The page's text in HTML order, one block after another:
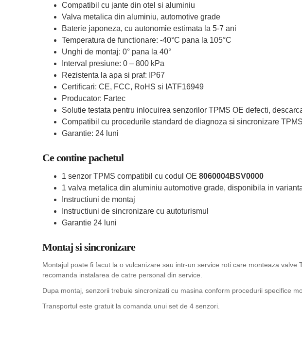
Compatibil cu jante din otel si aluminiu
Valva metalica din aluminiu, automotive grade
Baterie japoneza, cu autonomie estimata la 5-7 ani
Temperatura de functionare: -40°C pana la 105°C
Unghi de montaj: 0° pana la 40°
Interval presiune: 0 – 800 kPa
Rezistenta la apa si praf: IP67
Certificari: CE, FCC, RoHS si IATF16949
Producator: Fartec
Solutie testata pentru inlocuirea senzorilor TPMS OE defecti,
Compatibil cu procedurile standard de diagnoza si sincronizare TPMS
Garantie: 24 luni
Ce contine pachetul
1 senzor TPMS compatibil cu codul OE 8060004BSV0000
1 valva metalica din aluminiu automotive grade, disponibila in
Instructiuni de montaj
Instructiuni de sincronizare cu autoturismul
Garantie 24 luni
Montaj si sincronizare
Montajul poate fi facut la o vulcanizare sau intr-un service roti care monteaza
recomanda instalarea de catre personal din service.
Dupa montaj, senzorii trebuie sincronizati cu masina conform procedurii specifice
Transportul este gratuit la comanda unui set de 4 senzori.